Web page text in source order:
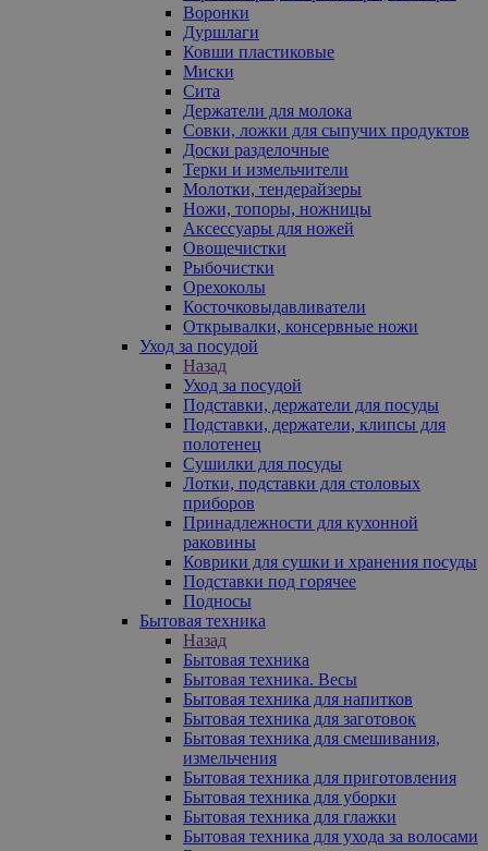
Воронки
Дуршлаги
Ковши пластиковые
Миски
Сита
Держатели для молока
Совки, ложки для сыпучих продуктов
Доски разделочные
Терки и измельчители
Молотки, тендерайзеры
Ножи, топоры, ножницы
Аксессуары для ножей
Овощечистки
Рыбочистки
Орехоколы
Косточковыдавливатели
Открывалки, консервные ножи
Уход за посудой
Назад
Уход за посудой
Подставки, держатели для посуды
Подставки, держатели, клипсы для
полотенец
Сушилки для посуды
Лотки, подставки для столовых
приборов
Принадлежности для кухонной
раковины
Коврики для сушки и хранения посуды
Подставки под горячее
Подносы
Бытовая техника
Назад
Бытовая техника
Бытовая техника. Весы
Бытовая техника для напитков
Бытовая техника для заготовок
Бытовая техника для смешивания,
измельчения
Бытовая техника для приготовления
Бытовая техника для уборки
Бытовая техника для глажки
Бытовая техника для ухода за волосами